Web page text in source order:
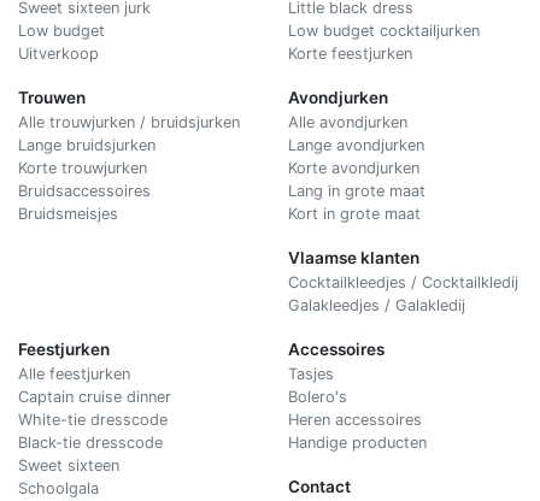
Sweet sixteen jurk
Low budget
Uitverkoop
Trouwen
Alle trouwjurken / bruidsjurken
Lange bruidsjurken
Korte trouwjurken
Bruidsaccessoires
Bruidsmeisjes
Little black dress
Low budget cocktailjurken
Korte feestjurken
Avondjurken
Alle avondjurken
Lange avondjurken
Korte avondjurken
Lang in grote maat
Kort in grote maat
Vlaamse klanten
Cocktailkleedjes / Cocktailkledij
Galakleedjes / Galakledij
Feestjurken
Alle feestjurken
Captain cruise dinner
White-tie dresscode
Black-tie dresscode
Sweet sixteen
Schoolgala
Accessoires
Tasjes
Bolero's
Heren accessoires
Handige producten
Contact